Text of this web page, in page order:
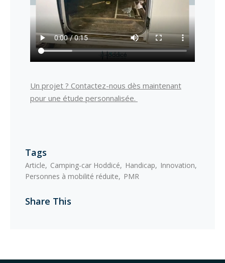
Un projet ? Contactez-nous dès maintenant
pour une étude personnalisée.
Tags
Article Camping-car Hoddicé Handicap
Innovation
Personnes à mobilité réduite
PMR
Share This